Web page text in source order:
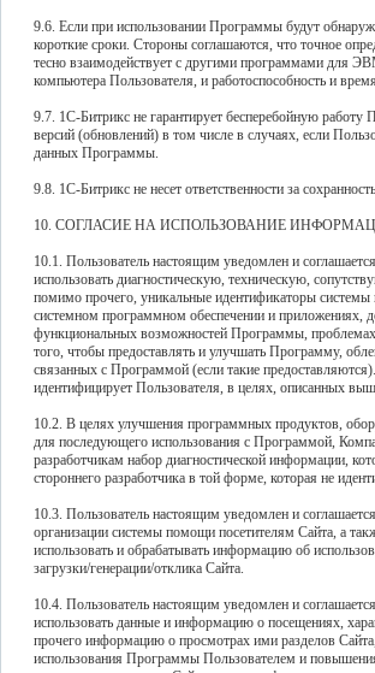
9.6. Если при использовании Программы будут
короткие сроки. Стороны соглашаются, что точное
тесно взаимодействует с другими программами для
компьютера Пользователя, и работоспособность и
9.7. 1С-Битрикс не гарантирует бесперебойную
версий (обновлений) в том числе в случаях, если
данных Программы.
9.8. 1С-Битрикс не несет ответственности за
10. СОГЛАСИЕ НА ИСПОЛЬЗОВАНИЕ
10.1. Пользователь настоящим уведомлен и
использовать диагностическую, техническую,
помимо прочего, уникальные идентификаторы
системном программном обеспечении и приложениях,
функциональных возможностей Программы,
того, чтобы предоставлять и улучшать Программу,
связанных с Программой (если такие
идентифицирует Пользователя, в целях, описанных
10.2. В целях улучшения программных продуктов,
для последующего использования с Программой,
разработчикам набор диагностической информации,
стороннего разработчика в той форме, которая не
10.3. Пользователь настоящим уведомлен и
организации системы помощи посетителям Сайта, а
использовать и обрабатывать информацию об
загрузки/генерации/отклика Сайта.
10.4. Пользователь настоящим уведомлен и
использовать данные и информацию о посещениях,
прочего информацию о просмотрах ими разделов
использования Программы Пользователем и повышения